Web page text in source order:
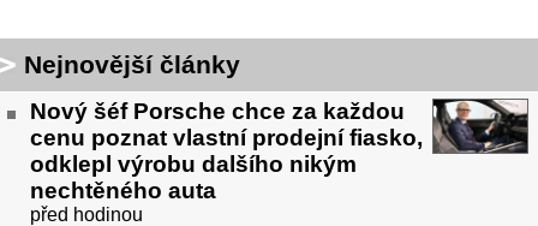
Nejnovější články
Nový šéf Porsche chce za každou
cenu poznat vlastní prodejní fiasko,
odklepl výrobu dalšího nikým
nechtěného auta
před hodinou